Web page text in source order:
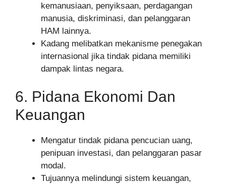
kemanusiaan, penyiksaan, perdagangan
manusia, diskriminasi, dan pelanggaran
HAM lainnya.
Kadang melibatkan mekanisme penegakan
internasional jika tindak pidana memiliki
dampak lintas negara.
6. Pidana Ekonomi Dan
Keuangan
Mengatur tindak pidana pencucian uang,
penipuan investasi, dan pelanggaran pasar
modal.
Tujuannya melindungi sistem keuangan,